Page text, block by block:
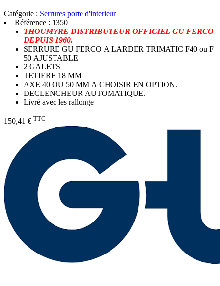
Catégorie : Serrures porte d'interieur
Référence : 1350
THOUMYRE DISTRIBUTEUR OFFICIEL GU FERCO
DEPUIS 1960.
SERRURE GU FERCO A LARDER TRIMATIC F40 ou F
50 AJUSTABLE
2 GALETS
TETIERE 18 MM
AXE 40 OU 50 MM A CHOISIR EN OPTION.
DECLENCHEUR AUTOMATIQUE.
Livré avec les rallonge
150,41 € TTC